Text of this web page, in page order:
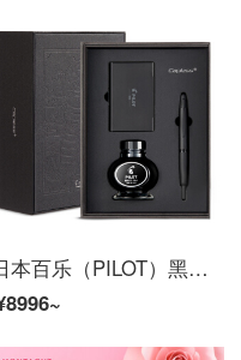
日本百乐（PILOT）黑武士钢笔套装礼盒 按键式自来水笔 18k金尖签字笔限量版 FC-1800 黑色 M尖